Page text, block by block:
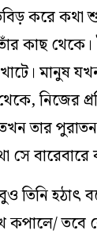
করে কথা
কাছ থেকে।
মানুষ
নিজের
তার
সে বারেবারে
তিনি হঠাৎ
কপালে/ তবে